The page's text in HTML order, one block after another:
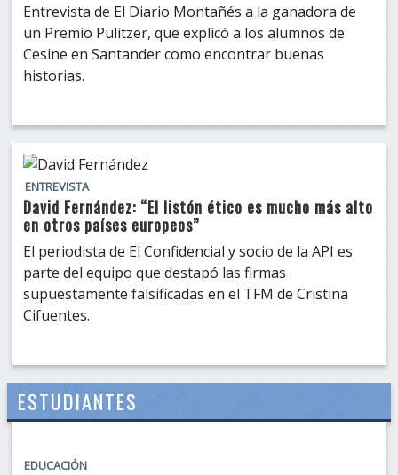
Entrevista de El Diario Montañés a la ganadora de
un Premio Pulitzer, que explicó a los alumnos de
Cesine en Santander como encontrar buenas
historias.
ENTREVISTA
David Fernández: “El listón ético es mucho más alto
en otros países europeos”
El periodista de El Confidencial y socio de la API es
parte del equipo que destapó las firmas
supuestamente falsificadas en el TFM de Cristina
Cifuentes.
ESTUDIANTES
EDUCACIÓN